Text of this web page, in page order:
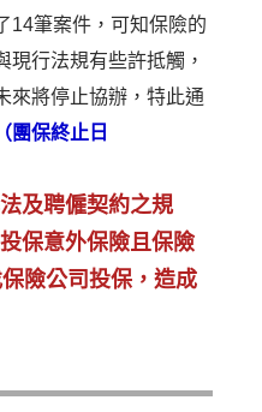
14筆案件，可知保險的
現行法規有些許抵觸，
來將停止協辦，特此通
（團保終止日
及聘僱契約之規
保意外保險且保險
險公司投保，造成